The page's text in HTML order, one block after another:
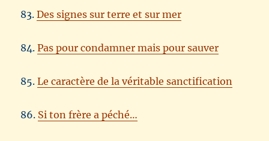
83.Des signes sur terre et sur mer
84.Pas pour condamner mais pour sauver
85.Le caractère de la véritable sanctification
86. Si ton frère a péché…